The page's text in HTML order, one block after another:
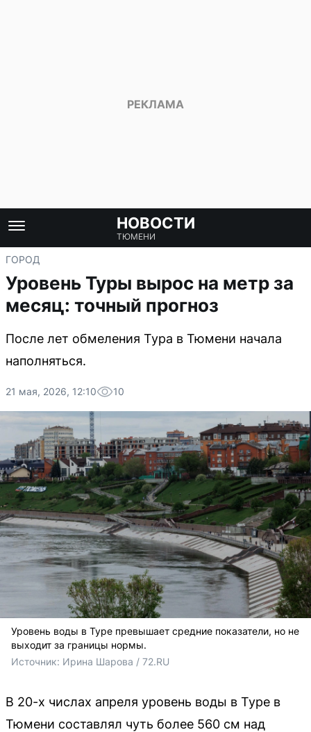
НОВОСТИ
ТЮМЕНИ
ГОРОД
Уровень Туры вырос на метр за
месяц: точный прогноз
После лет обмеления Тура в Тюмени начала
наполняться.
21 мая, 2026, 12:10 10
Уровень воды в Туре превышает средние показатели, но не
выходит за границы нормы.
Источник: Ирина Шарова / 72.RU
В 20-х числах апреля уровень воды в Туре в
Тюмени составлял чуть более 560 см над